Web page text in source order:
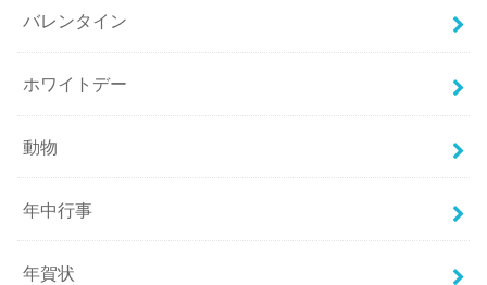
バレンタイン
ホワイトデー
動物
年中行事
年賀状